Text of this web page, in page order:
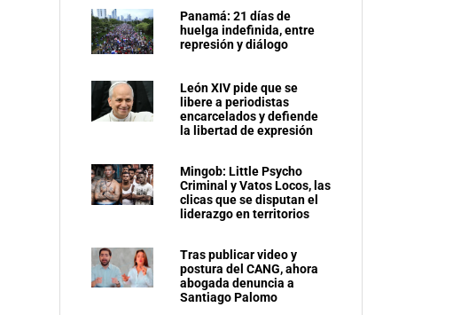
Panamá: 21 días de
huelga indefinida, entre
represión y diálogo
León XIV pide que se
libere a periodistas
encarcelados y defiende
la libertad de expresión
Mingob: Little Psycho
Criminal y Vatos Locos, las
clicas que se disputan el
liderazgo en territorios
Tras publicar video y
postura del CANG, ahora
abogada denuncia a
Santiago Palomo